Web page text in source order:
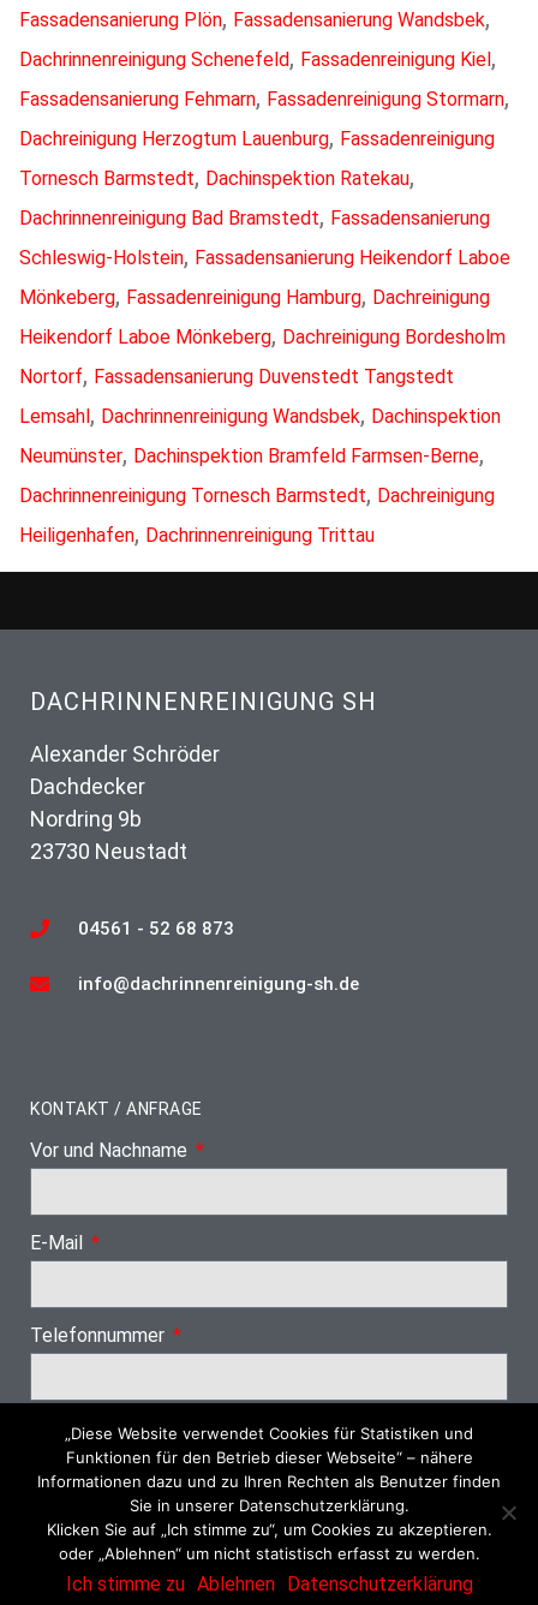
Fassadensanierung Plön, Fassadensanierung Wandsbek,
Dachrinnenreinigung Schenefeld, Fassadenreinigung Kiel,
Fassadensanierung Fehmarn, Fassadenreinigung Stormarn,
Dachreinigung Herzogtum Lauenburg, Fassadenreinigung
Tornesch Barmstedt, Dachinspektion Ratekau,
Dachrinnenreinigung Bad Bramstedt, Fassadensanierung
Schleswig-Holstein, Fassadensanierung Heikendorf Laboe
Mönkeberg, Fassadenreinigung Hamburg, Dachreinigung
Heikendorf Laboe Mönkeberg, Dachreinigung Bordesholm
Nortorf, Fassadensanierung Duvenstedt Tangstedt
Lemsahl, Dachrinnenreinigung Wandsbek, Dachinspektion
Neumünster, Dachinspektion Bramfeld Farmsen-Berne,
Dachrinnenreinigung Tornesch Barmstedt, Dachreinigung
Heiligenhafen, Dachrinnenreinigung Trittau
DACHRINNENREINIGUNG SH
Alexander Schröder
Dachdecker
Nordring 9b
23730 Neustadt
04561 - 52 68 873
info@dachrinnenreinigung-sh.de
KONTAKT / ANFRAGE
Vor und Nachname
E-Mail
Telefonnummer
Nächster Schritt
© 2026 Dachrinnenreinigung SH
„Diese Website verwendet Cookies für Statistiken und
Funktionen für den Betrieb dieser Webseite“ – nähere
Informationen dazu und zu Ihren Rechten als Benutzer finden
Sie in unserer Datenschutzerklärung.
Klicken Sie auf „Ich stimme zu“, um Cookies zu akzeptieren.
oder „Ablehnen“ um nicht statistisch erfasst zu werden.
Ich stimme zu Ablehnen Datenschutzerklärung